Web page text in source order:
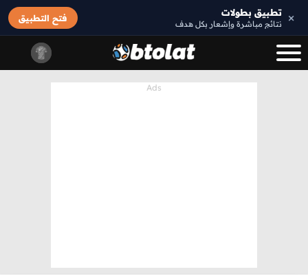
× تطبيق بطولات
نتائج مباشرة وإشعار بكل هدف
فتح التطبيق